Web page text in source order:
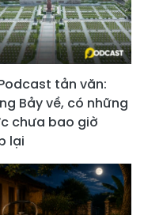
tản văn:
Bảy về, có những
chưa bao giờ
lại